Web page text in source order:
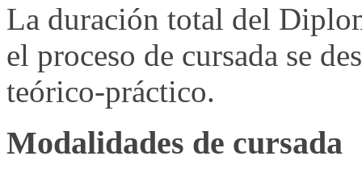
La duración total del
el proceso de cursada se
teórico-práctico.
Modalidades de cursada